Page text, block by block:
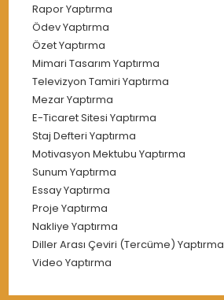
Rapor Yaptırma
Ödev Yaptırma
Özet Yaptırma
Mimari Tasarım Yaptırma
Televizyon Tamiri Yaptırma
Mezar Yaptırma
E-Ticaret Sitesi Yaptırma
Staj Defteri Yaptırma
Motivasyon Mektubu Yaptırma
Sunum Yaptırma
Essay Yaptırma
Proje Yaptırma
Nakliye Yaptırma
Diller Arası Çeviri (Tercüme) Yaptırma
Video Yaptırma